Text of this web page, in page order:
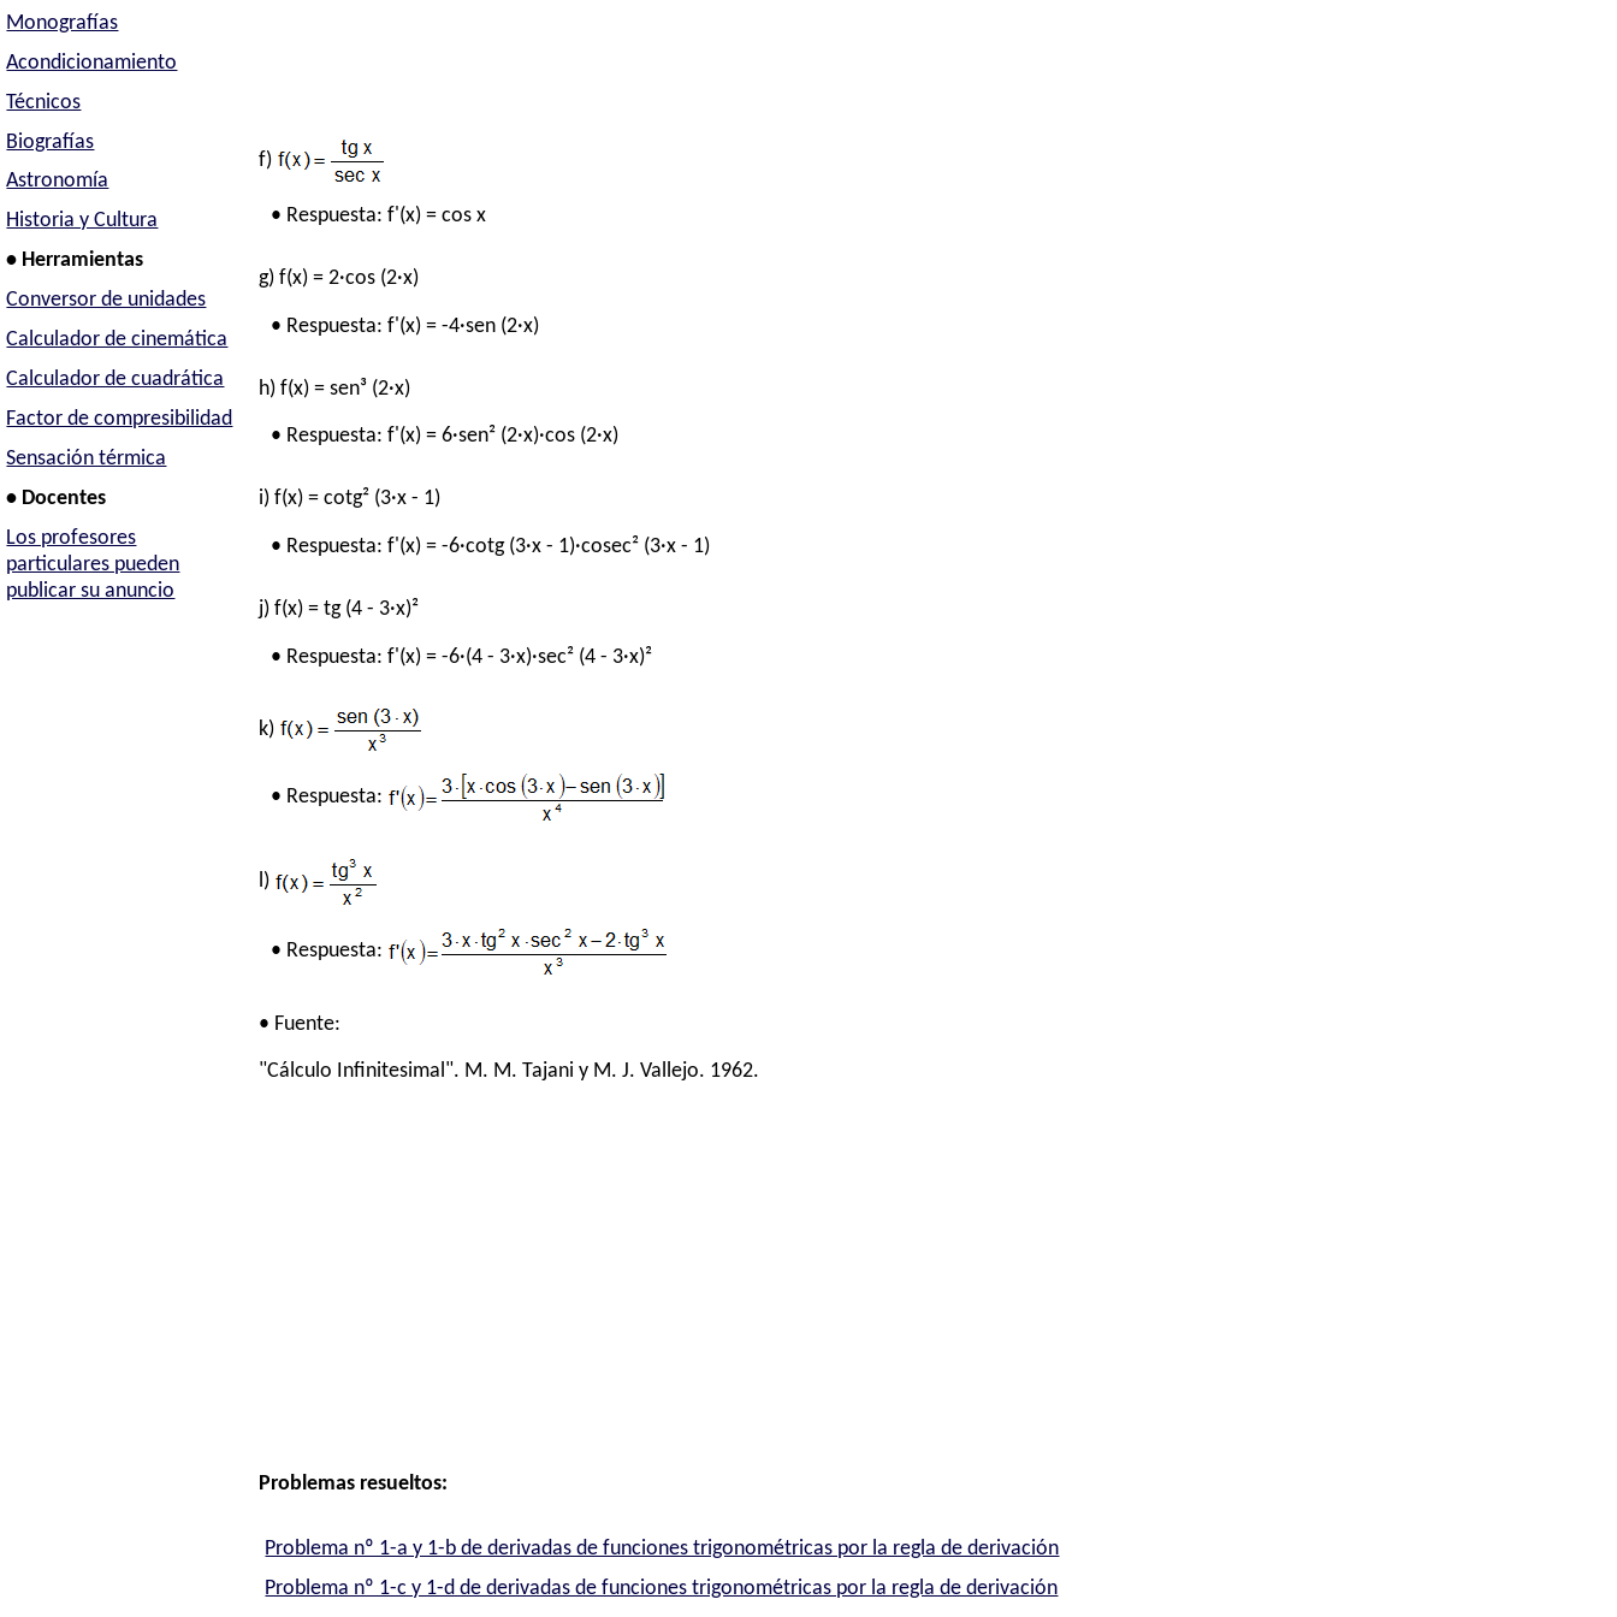
Monografías
Acondicionamiento
Técnicos
Biografías
Astronomía
Historia y Cultura
• Herramientas
Conversor de unidades
Calculador de cinemática
Calculador de cuadrática
Factor de compresibilidad
Sensación térmica
• Docentes
Los profesores
particulares pueden
publicar su anuncio
f)
• Respuesta: f'(x) = cos x
g) f(x) = 2·cos (2·x)
• Respuesta: f'(x) = -4·sen (2·x)
h) f(x) = sen³ (2·x)
• Respuesta: f'(x) = 6·sen² (2·x)·cos (2·x)
i) f(x) = cotg² (3·x - 1)
• Respuesta: f'(x) = -6·cotg (3·x - 1)·cosec² (3·x - 1)
j) f(x) = tg (4 - 3·x)²
• Respuesta: f'(x) = -6·(4 - 3·x)·sec² (4 - 3·x)²
k)
• Respuesta:
l)
• Respuesta:
• Fuente:
"Cálculo Infinitesimal". M. M. Tajani y M. J. Vallejo. 1962.
Problemas resueltos:
Problema nº 1-a y 1-b de derivadas de funciones trigonométricas por la regla de derivación
Problema nº 1-c y 1-d de derivadas de funciones trigonométricas por la regla de derivación